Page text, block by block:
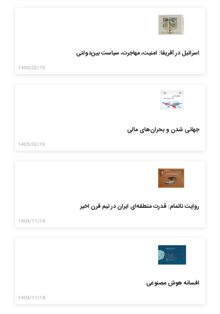
اسرائیل در آفریقا: امنیت، مهاجرت، سیاست بین‌دولتی
1405/02/19
جهانی شدن و بحران‌های مالی
1405/02/19
روایت ناتمام: قدرت منطقه‌ای ایران در نیم قرن اخیر
1404/11/18
افسانه هوش مصنوعی
1404/11/18